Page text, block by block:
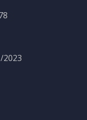
2023